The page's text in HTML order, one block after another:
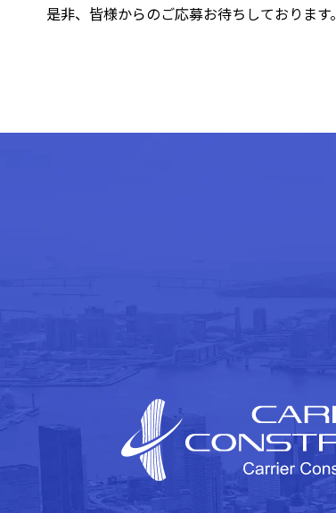
是非、皆様からのご応募お待ちしております。